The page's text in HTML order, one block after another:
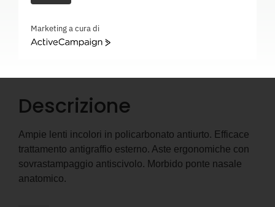
06462U Categoria
OCCHIALE PREDATOR 12 – EN166 – 06462U
Descrizione
Ampie lenti incolori in policarbonato antiurto. Efficace
trattamento antigraffio esterno. Aste ergonomiche con
sovrastampaggio antiscivolo. Morbido ponte nasale
anatomico.
Marketing a cura di
ActiveCampaign